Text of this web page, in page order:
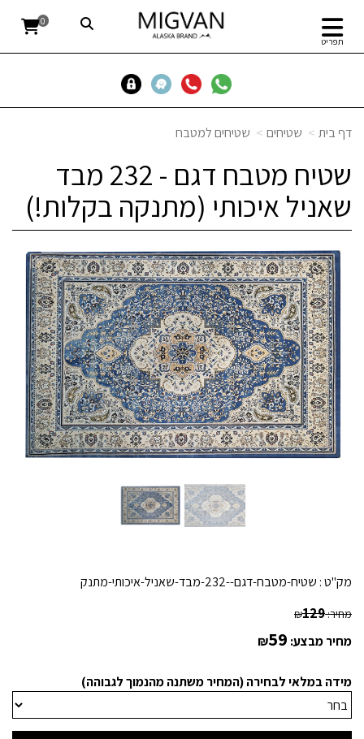
תפריט
0
דף בית שטיחים שטיחים למטבח
שטיח מטבח דגם - 232 מבד
שאניל איכותי (מתנקה בקלות!)
מק"ט : שטיח-מטבח-דגם--232-מבד-שאניל-איכותי-מתנק
מחיר: ₪129
מחיר מבצע: ₪59
מידה במלאי לבחירה (המחיר משתנה מהנמוך לגבוהה)